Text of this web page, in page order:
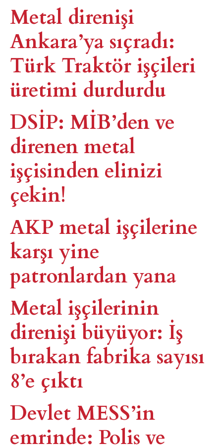
Metal direnişi
Ankara’ya sıçradı:
Türk Traktör işçileri
üretimi durdurdu
DSİP: MİB’den ve
direnen metal
işçisinden elinizi
çekin!
AKP metal işçilerine
karşı yine
patronlardan yana​
Metal işçilerinin
direnişi büyüyor: İş
bırakan fabrika sayısı
8’e çıktı
Devlet MESS’in
emrinde: Polis ve